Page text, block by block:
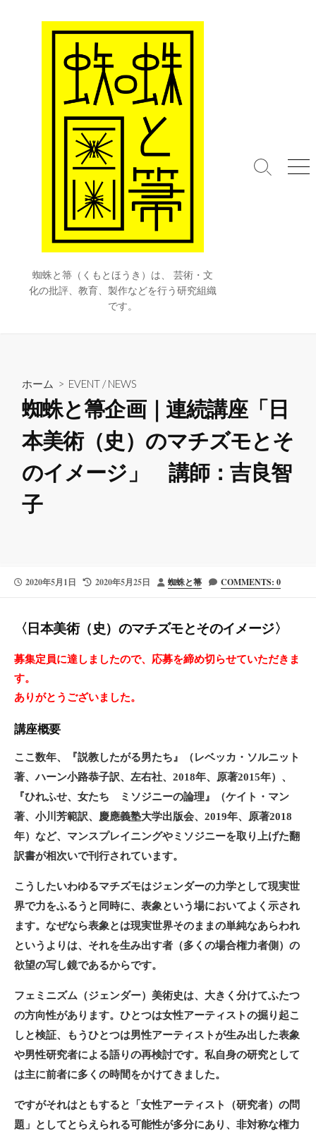
蜘蛛と箒（くもとほうき）は、 芸術・文
化の批評、教育、製作などを行う研究組織
です。
検
メ
ホーム > EVENT /NEWS
蜘蛛と箒企画｜連続講座「日
本美術（史）のマチズモとそ
のイメージ」 講師：吉良智
子
公
2020年5月1日
最
新
日
2020年5月25日
投
蜘蛛と箒 COMMENTS: 0
〈日本美術（史）のマチズモとそのイメージ〉
募集定員に達しましたので、応募を締め切らせていただきま
す。
ありがとうございました。
講座概要
ここ数年、『説教したがる男たち』（レベッカ・ソルニット
著、ハーン小路恭子訳、左右社、2018年、原著2015年）、
『ひれふせ、女たち ミソジニーの論理』（ケイト・マン
著、小川芳範訳、慶應義塾大学出版会、2019年、原著2018
年）など、マンスプレイニングやミソジニーを取り上げた翻
訳書が相次いで刊行されています。
こうしたいわゆるマチズモはジェンダーの力学として現実世
界で力をふるうと同時に、表象という場においてよく示され
ます。なぜなら表象とは現実世界そのままの単純なあらわれ
というよりは、それを生み出す者（多くの場合権力者側）の
欲望の写し鏡であるからです。
フェミニズム（ジェンダー）美術史は、大きく分けてふたつ
の方向性があります。ひとつは女性アーティストの掘り起こ
しと検証、もうひとつは男性アーティストが生み出した表象
や男性研究者による語りの再検討です。私自身の研究として
は主に前者に多くの時間をかけてきました。
ですがそれはともすると「女性アーティスト（研究者）の問
題」としてとらえられる可能性が多分にあり、非対称な権力